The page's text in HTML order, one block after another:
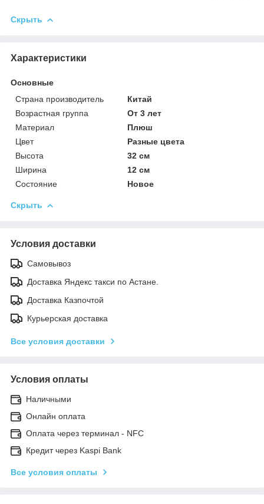
Скрыть
Характеристики
Основные
Страна производитель
Китай
Возрастная группа
От 3 лет
Материал
Плюш
Цвет
Разные цвета
Высота
32 см
Ширина
12 см
Состояние
Новое
Скрыть
Условия доставки
Самовывоз
Доставка Яндекс такси по Астане.
Доставка Казпочтой
Курьерская доставка
Все условия доставки
Условия оплаты
Наличными
Онлайн оплата
Оплата через терминал - NFC
Кредит через Kaspi Bank
Все условия оплаты